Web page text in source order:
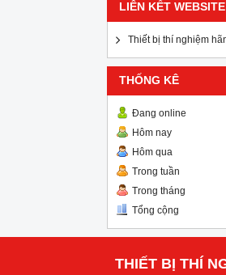
LIÊN KẾT WEBSITE
Thiết bị thí nghiệm
THỐNG KÊ
Đang online
Hôm nay
Hôm qua
Trong tuần
Trong tháng
Tổng cộng
THIẾT BỊ THÍ